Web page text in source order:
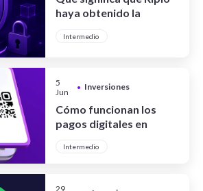
haya obtenido la
III Full System
Intermedio
5
Jun
• Inversiones
Cómo funcionan los
pagos digitales en
Intermedio
29